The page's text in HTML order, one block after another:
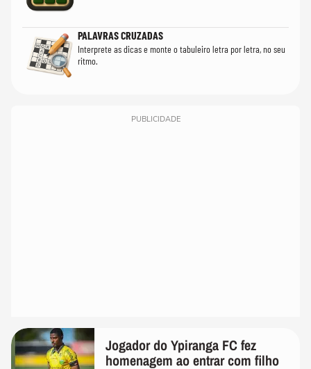
PALAVRAS CRUZADAS
Interprete as dicas e monte o tabuleiro letra por letra, no seu
ritmo.
PUBLICIDADE
Jogador do Ypiranga FC fez
homenagem ao entrar com filho